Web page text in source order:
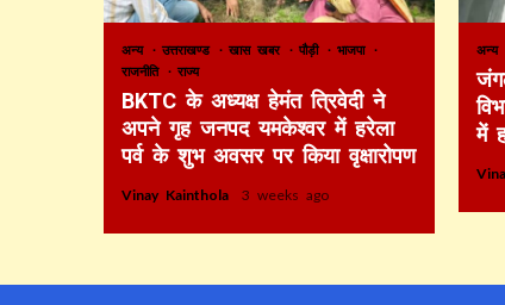
अन्य उत्तराखण्ड खास खबर पौड़ी
भाजपा
राजनीति
राज्य
BKTC के अध्यक्ष हेमंत त्रिवेदी ने
अपने गृह जनपद यमकेश्वर में हरेला
पर्व के शुभ अवसर पर किया वृक्षारोपण
Vinay Kainthola 3 weeks ago
अन्य
में